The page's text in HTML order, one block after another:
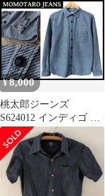
郎ジーンズ
¥8,000
桃太郎ジーンズ
S624012 インディゴ バ
イアス ヒッコリー シャ
ツ M